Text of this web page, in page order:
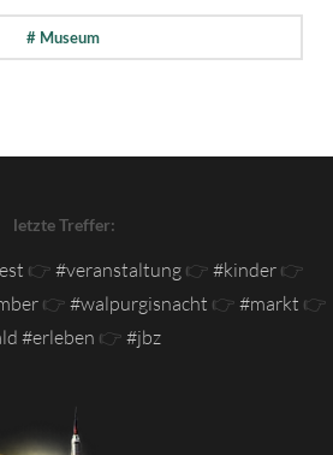
# Museum
letzte Treffer:
👉 #veranstaltung 👉 #kinder 👉
👉 #walpurgisnacht 👉 #markt 👉
#erleben 👉 #jbz